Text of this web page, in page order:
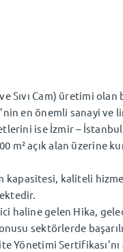
Sıvı Cam) üretimi
en önemli sanayi
ise İzmir –
m² açık alan üzerine
kaliteli hizmet
haline gelen Hika,
sektörlerde
Yönetimi